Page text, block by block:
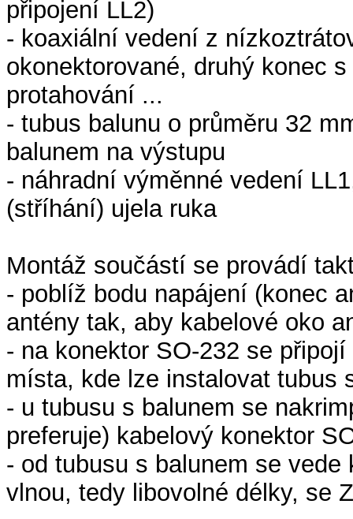
připojení LL2)
- koaxiální vedení z
okonektorované, druhý konec
protahování ...
- tubus balunu o průměru 32
balunem na výstupu
- náhradní výměnné vedení
(stříhání) ujela ruka
Montáž součástí se provádí
- poblíž bodu napájení (konec
antény tak, aby kabelové oko
- na konektor SO-232 se
místa, kde lze instalovat tubus
- u tubusu s balunem se
preferuje) kabelový konektor
- od tubusu s balunem se
vlnou, tedy libovolné délky, se